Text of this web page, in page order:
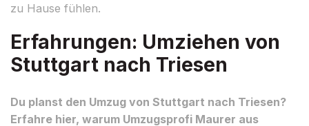
zu Hause fühlen.
Erfahrungen: Umziehen von
Stuttgart nach Triesen
Du planst den Umzug von Stuttgart nach Triesen?
Erfahre hier, warum Umzugsprofi Maurer aus